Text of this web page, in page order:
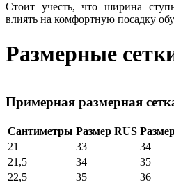
Стоит учесть, что ширина
влиять на комфортную посадку
Размерные
Примерная размерная
Сантиметры Размер RUS
21
33
34
21,5
34
35
22,5
35
36